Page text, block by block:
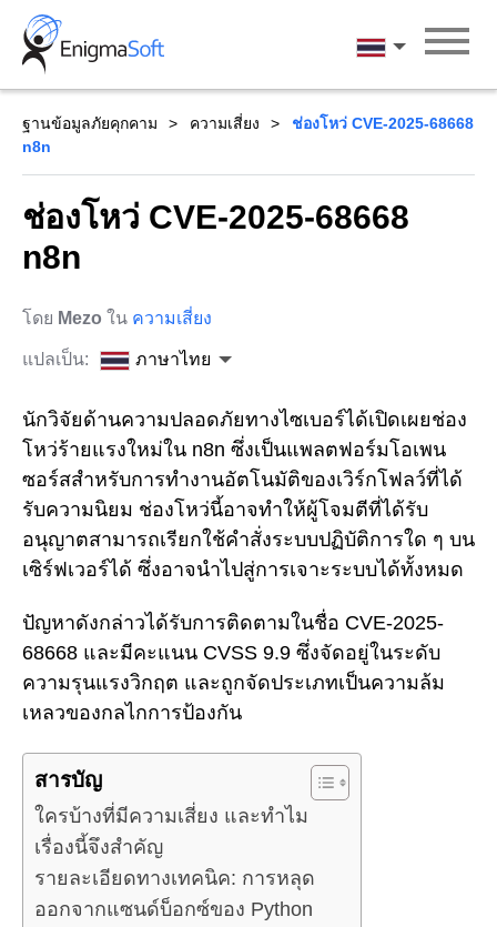
Skip
content
ภาษาไทย
ฐานข้อมูลภัยคุกคาม ความเสี่ยง
ช่องโหว่ CVE-2025-68668
n8n
ช่องโหว่ CVE-2025-68668
n8n
โดย Mezo ใน ความเสี่ยง
แปลเป็น: ภาษาไทย
นักวิจัยด้านความปลอดภัยทางไซเบอร์ได้เปิดเผยช่อง
โหว่ร้ายแรงใหม่ใน n8n ซึ่งเป็นแพลตฟอร์มโอเพน
ซอร์สสำหรับการทำงานอัตโนมัติของเวิร์กโฟลว์ที่ได้
รับความนิยม ช่องโหว่นี้อาจทำให้ผู้โจมตีที่ได้รับ
อนุญาตสามารถเรียกใช้คำสั่งระบบปฏิบัติการใด ๆ บน
เซิร์ฟเวอร์ได้ ซึ่งอาจนำไปสู่การเจาะระบบได้ทั้งหมด
ปัญหาดังกล่าวได้รับการติดตามในชื่อ CVE-2025-
68668 และมีคะแนน CVSS 9.9 ซึ่งจัดอยู่ในระดับ
ความรุนแรงวิกฤต และถูกจัดประเภทเป็นความล้ม
เหลวของกลไกการป้องกัน
สารบัญ
ใครบ้างที่มีความเสี่ยง และทำไม
เรื่องนี้จึงสำคัญ
รายละเอียดทางเทคนิค: การหลุด
ออกจากแซนด์บ็อกซ์ของ Python